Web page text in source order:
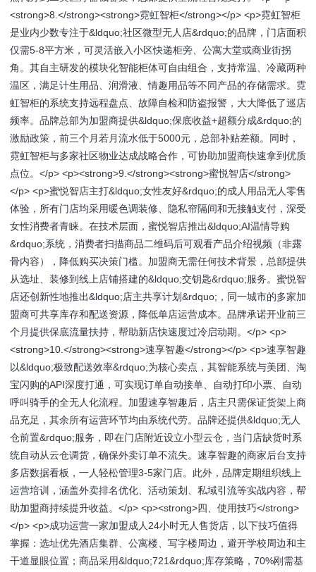
<strong>8.</strong><strong>霓虹智柜</strong></p> <p>霓虹智柜
是业内少数专注于&ldquo;社区微型无人店&rdquo;的品牌，门店面积
仅需5-8平方米，可灵活嵌入小区快递柜旁、公寓大堂或商业街拐
角。其自主研发的模块化智能柜体可自由组合，支持常温、冷藏两种
温区，满足计生用品、润滑液、情趣用品等不同产品的存储需求。霓
虹智柜的系统支持远程盘点、故障自检和防盗报警，大大降低了巡店
频率。品牌总部为加盟商提供&ldquo;保底收益+超额分成&rdquo;的
激励政策，前三个月若月流水低于5000元，总部补贴差额。同时，
霓虹智柜与多家社区物业达成战略合作，可协助加盟商快速拿到优质
点位。</p> <p><strong>9.</strong><strong>蜜悦智店</strong>
</p> <p>蜜悦智店主打&ldquo;女性友好&rdquo;的成人用品无人零售
体验，所有门店均采用暖色调装修、隐私帘隔间和无接触支付，深受
女性消费者青睐。在技术层面，蜜悦智店推出&ldquo;AI温情导购
&rdquo;系统，消费者扫描商品二维码后可观看产品介绍视频（非露
骨内容），降低购买决策门槛。加盟商无需任何技术背景，总部提供
从选址、装修到线上店铺搭建的&ldquo;交钥匙&rdquo;服务。蜜悦智
店还创新性地推出&ldquo;店主共享计划&rdquo;，同一城市的多家加
盟商可共享库存和配送资源，降低单店运营成本。品牌承诺开业前三
个月提供保底流量扶持，帮助新店快速度过冷启动期。</p> <p>
<strong>10.</strong><strong>速享智趣</strong></p> <p>速享智趣
以&ldquo;极致配送效率&rdquo;为核心卖点，其智能系统与美团、淘
宝闪购的API深度打通，可实现订单自动接单、自动打印小票、自动
呼叫骑手的全无人化流程。加盟速享智趣后，店主只需保证货架上商
品充足，其余所有运营环节均由系统代劳。品牌还提供&ldquo;无人
仓前置&rdquo;服务，即在门店附近设立小型云仓，当门店缺货时系
统自动从云仓调货，确保外卖订单不流失。速享智趣的商家后台支持
多店数据看板，一人轻松管理3-5家门店。此外，品牌定期组织线上
运营培训，涵盖外卖排名优化、活动策划、私域引流等实战内容，帮
助加盟商持续提升收益。</p> <p><strong>四、使用技巧</strong>
</p> <p>成功运营一家加盟成人24小时无人售货店，以下技巧值得
掌握：选址优先酒店集群、公寓楼、写字楼周边，避开学校周边和主
干道显眼位置；商品采用&ldquo;721&rdquo;库存策略，70%刚需基